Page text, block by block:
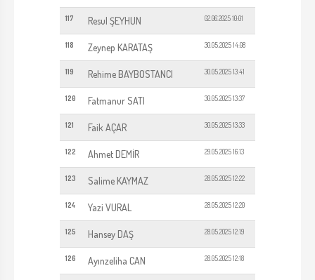
117 Resul ŞEYHUN 02.06.2025 10:01
118 Zeynep KARATAŞ 30.05.2025 14:08
119 Rehime BAYBOSTANCI 30.05.2025 13:41
120 Fatmanur SATI 30.05.2025 13:37
121 Faik AÇAR 30.05.2025 13:33
122 Ahmet DEMİR 29.05.2025 16:13
123 Salime KAYMAZ 28.05.2025 12:22
124 Yazi VURAL 28.05.2025 12:20
125 Hansey DAŞ 28.05.2025 12:19
126 Ayınzeliha CAN 28.05.2025 12:18